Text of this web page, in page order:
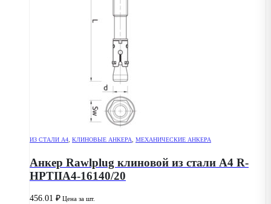
ИЗ СТАЛИ А4, КЛИНОВЫЕ АНКЕРА, МЕХАНИЧЕСКИЕ АНКЕРА
Анкер Rawlplug клиновой из стали А4 R-
HPTIIA4-16140/20
456.01 ₽ Цена за шт.